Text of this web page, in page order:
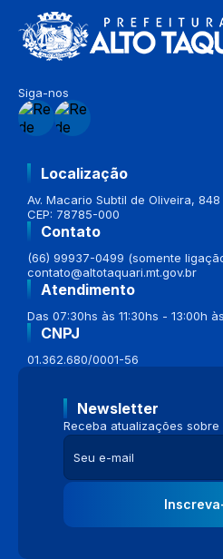
Siga-nos
Localização
Av. Macario Subtil de Oliveira, 848
CEP: 78785-000
Contato
(66) 99937-0499 (somente
contato@altotaquari.mt.gov.br
Atendimento
Das 07:30hs às 11:30hs - 13:00h
CNPJ
01.362.680/0001-56
Newsletter
Receba atualizações